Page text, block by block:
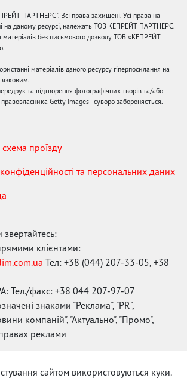
ПАРТНЕРС". Всі права захищені. Усі права на
на даному ресурсі, належать ТОВ КЕПРЕЙТ ПАРТНЕРС.
матеріалів без письмового дозволу ТОВ «КЕПРЕЙТ
матеріалів даного ресурсу гіперпосилання на
та відтворення фотографічних творів та/або
правовласника Getty Images - суворо забороняється.
проїзду
та персональних даних
клієнтами:
Тел: +38 (044) 207-33-05, +38
Тел./факс: +38 044 207-97-07
знаками "Реклама", "PR",
компаній", "Актуально", "Промо",
реклами
сайтом використовуються куки.